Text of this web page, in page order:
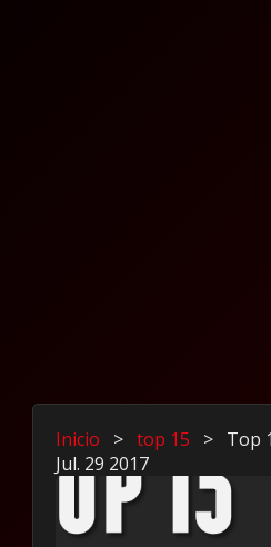
Inicio > top 15 > Top
Jul. 29 2017